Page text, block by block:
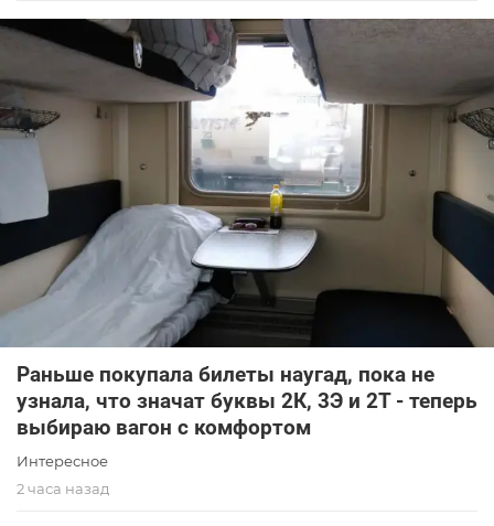
Раньше покупала билеты наугад, пока не
узнала, что значат буквы 2К, 3Э и 2Т - теперь
выбираю вагон с комфортом
Интересное
2 часа назад